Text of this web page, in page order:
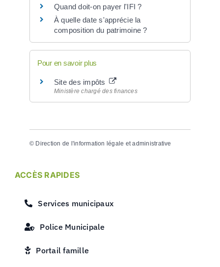
Quand doit-on payer l'IFI ?
À quelle date s'apprécie la
composition du patrimoine ?
Pour en savoir plus
Site des impôts
Ministère chargé des finances
© Direction de l'information légale et administrative
ACCÈS RAPIDES
Services municipaux
Police Municipale
Portail famille